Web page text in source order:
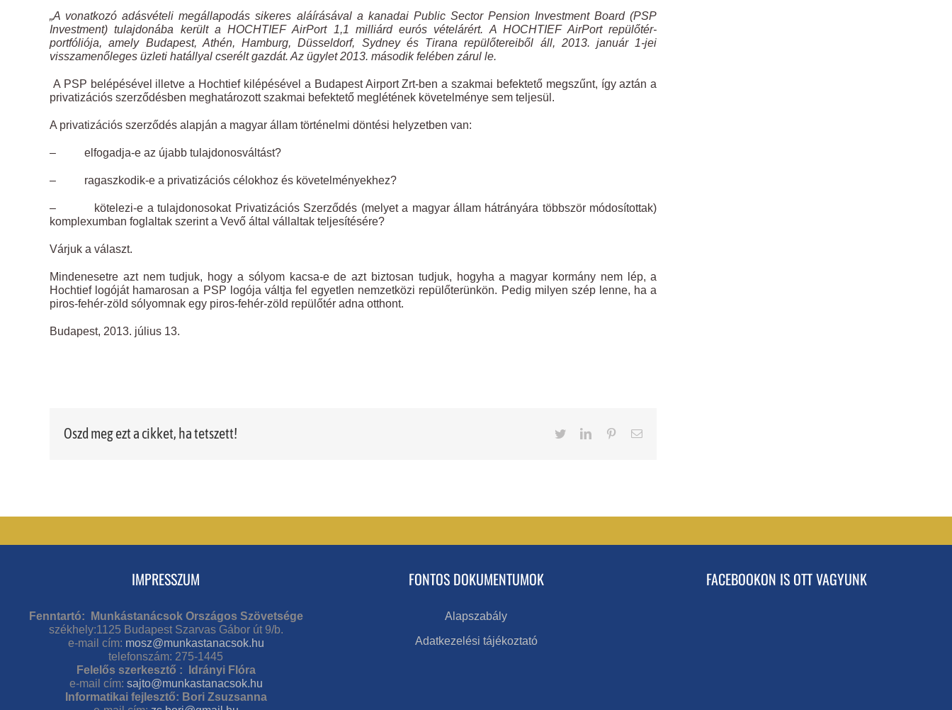
„A vonatkozó adásvételi megállapodás sikeres aláírásával a kanadai Public Sector Pension Investment Board (PSP
Investment) tulajdonába került a HOCHTIEF AirPort 1,1 milliárd eurós vételárért. A HOCHTIEF AirPort repülőtér-
portfóliója, amely Budapest, Athén, Hamburg, Düsseldorf, Sydney és Tirana repülőtereiből áll, 2013. január 1-jei
visszamenőleges üzleti hatállyal cserélt gazdát. Az ügylet 2013. második felében zárul le.
A PSP belépésével illetve a Hochtief kilépésével a Budapest Airport Zrt-ben a szakmai befektető megszűnt, így aztán a
privatizációs szerződésben meghatározott szakmai befektető meglétének követelménye sem teljesül.
A privatizációs szerződés alapján a magyar állam történelmi döntési helyzetben van:
– elfogadja-e az újabb tulajdonosváltást?
– ragaszkodik-e a privatizációs célokhoz és követelményekhez?
– kötelezi-e a tulajdonosokat Privatizációs Szerződés (melyet a magyar állam hátrányára többször módosítottak)
komplexumban foglaltak szerint a Vevő által vállaltak teljesítésére?
Várjuk a választ.
Mindenesetre azt nem tudjuk, hogy a sólyom kacsa-e de azt biztosan tudjuk, hogyha a magyar kormány nem lép, a
Hochtief logóját hamarosan a PSP logója váltja fel egyetlen nemzetközi repülőterünkön. Pedig milyen szép lenne, ha a
piros-fehér-zöld sólyomnak egy piros-fehér-zöld repülőtér adna otthont.
Budapest, 2013. július 13.
Oszd meg ezt a cikket, ha tetszett! TwitterLinkedInPinterestEmail
IMPRESSZUM
Fenntartó: Munkástanácsok Országos Szövetsége
székhely:1125 Budapest Szarvas Gábor út 9/b.
e-mail cím: mosz@munkastanacsok.hu
telefonszám: 275-1445
Felelős szerkesztő : Idrányi Flóra
e-mail cím: sajto@munkastanacsok.hu
Informatikai fejlesztő: Bori Zsuzsanna
FONTOS DOKUMENTUMOK
Alapszabály
Adatkezelési tájékoztató
FACEBOOKON IS OTT VAGYUNK